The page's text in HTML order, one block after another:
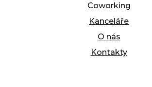
Coworking
Kanceláře
O nás
Kontakty